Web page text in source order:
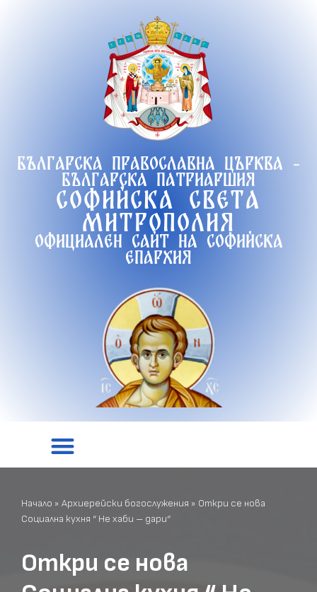
Българска православна църква -
Българска патриаршия
Софийска света
митрополия
Официален сайт на софийска
епархия
Начало » Архиерейски богослужения » Откри се нова
Социална кухня “ Не хаби – дари“
Откри се нова